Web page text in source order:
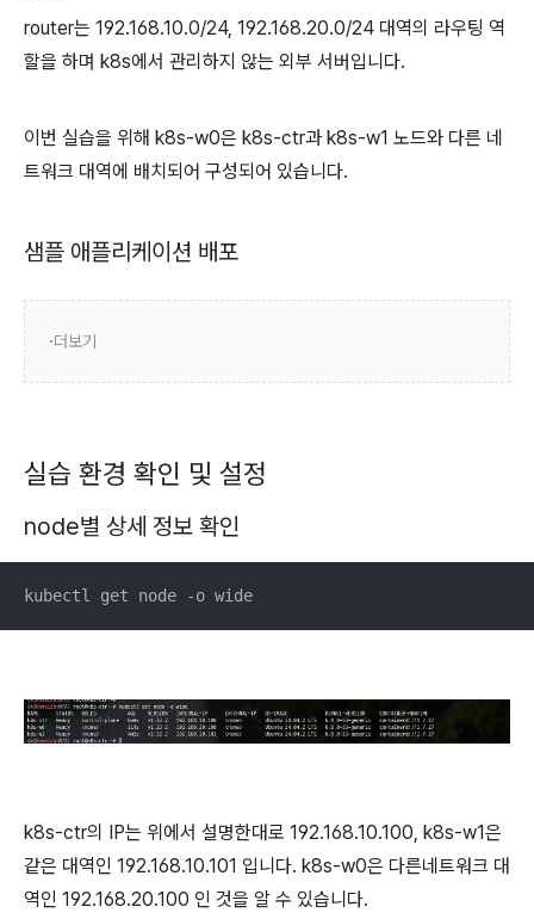
router는 192.168.10.0/24, 192.168.20.0/24 대역의 라우팅 역
할을 하며 k8s에서 관리하지 않는 외부 서버입니다.
이번 실습을 위해 k8s-w0은 k8s-ctr과 k8s-w1 노드와 다른 네
트워크 대역에 배치되어 구성되어 있습니다.
샘플 애플리케이션 배포
더보기
실습 환경 확인 및 설정
node별 상세 정보 확인
kubectl get node -o wide
k8s-ctr의 IP는 위에서 설명한대로 192.168.10.100, k8s-w1은
같은 대역인 192.168.10.101 입니다. k8s-w0은 다른네트워크 대
역인 192.168.20.100 인 것을 알 수 있습니다.